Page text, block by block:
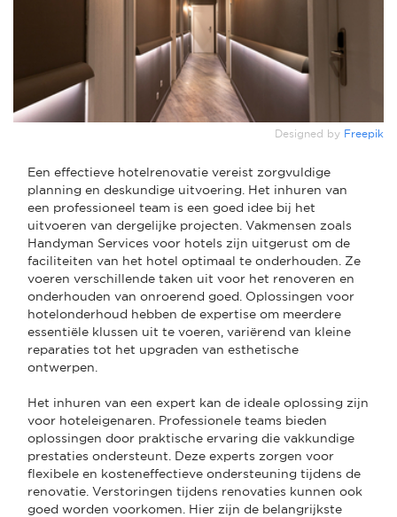
Designed by Freepik
Een effectieve hotelrenovatie vereist zorgvuldige
planning en deskundige uitvoering. Het inhuren van
een professioneel team is een goed idee bij het
uitvoeren van dergelijke projecten. Vakmensen zoals
Handyman Services voor hotels zijn uitgerust om de
faciliteiten van het hotel optimaal te onderhouden. Ze
voeren verschillende taken uit voor het renoveren en
onderhouden van onroerend goed. Oplossingen voor
hotelonderhoud hebben de expertise om meerdere
essentiële klussen uit te voeren, variërend van kleine
reparaties tot het upgraden van esthetische
ontwerpen.
Het inhuren van een expert kan de ideale oplossing zijn
voor hoteleigenaren. Professionele teams bieden
oplossingen door praktische ervaring die vakkundige
prestaties ondersteunt. Deze experts zorgen voor
flexibele en kosteneffectieve ondersteuning tijdens de
renovatie. Verstoringen tijdens renovaties kunnen ook
goed worden voorkomen. Hier zijn de belangrijkste